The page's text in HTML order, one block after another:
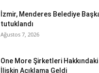
İzmir, Menderes Belediye
tutuklandı
Ağustos 7, 2026
One More Şirketleri
İlişkin Açıklama Geldi